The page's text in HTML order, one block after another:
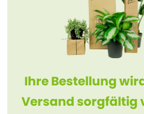
Ihre Bestellung
Versand sorgfältig